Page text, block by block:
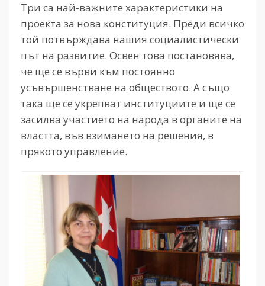
Три са най-важните характеристики на
проекта за нова конституция. Преди всичко
той потвърждава нашия социалистически
път на развитие. Освен това постановява,
че ще се върви към постоянно
усъвършенстване на обществото. А също
така ще се укрепват институциите и ще се
засилва участието на народа в органите на
властта, във взимането на решения, в
прякото управление.